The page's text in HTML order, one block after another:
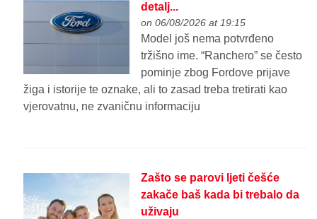
detalj...
on 06/08/2026 at 19:15
Model još nema potvrđeno
tržišno ime. “Ranchero” se često
pominje zbog Fordove prijave
žiga i istorije te oznake, ali to zasad treba tretirati kao
vjerovatnu, ne zvaničnu informaciju
Zašto se parovi ljeti češće
zakače baš kada bi trebalo da
uživaju